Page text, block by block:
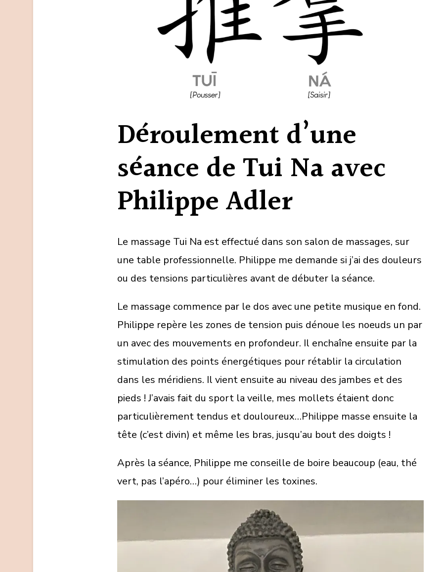
Déroulement d’une
séance de Tui Na avec
Philippe Adler
Le massage Tui Na est effectué dans son salon de massages, sur
une table professionnelle. Philippe me demande si j’ai des douleurs
ou des tensions particulières avant de débuter la séance.
Le massage commence par le dos avec une petite musique en fond.
Philippe repère les zones de tension puis dénoue les noeuds un par
un avec des mouvements en profondeur. Il enchaîne ensuite par la
stimulation des points énergétiques pour rétablir la circulation
dans les méridiens. Il vient ensuite au niveau des jambes et des
pieds ! J’avais fait du sport la veille, mes mollets étaient donc
particulièrement tendus et douloureux…Philippe masse ensuite la
tête (c’est divin) et même les bras, jusqu’au bout des doigts !
Après la séance, Philippe me conseille de boire beaucoup (eau, thé
vert, pas l’apéro…) pour éliminer les toxines.